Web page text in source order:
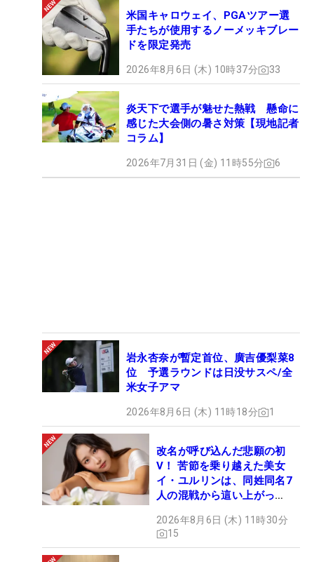
米国キャロウェイ、PGAツアー選
手たちが使用するノーメッキブレー
ドを限定発売
2026年8月6日 (木) 10時37分 33
炎天下で選手が魅せた熱戦 懸命に
感じた大会側の暑さ対策【現地記者
コラム】
2026年7月31日 (金) 11時55分 6
岩永杏奈が暫定首位、廣吉優梨菜8
位 予選ラウンドは日没サスペ/全
米女子アマ
2026年8月6日 (木) 11時18分 1
改名が呼び込んだ悲願の初
V！ 苦節を乗り越えた美女
イ・ユルリンは、同姓同名7
人の混戦から這い上がっ
2026年8月6日 (木) 11時30分
15